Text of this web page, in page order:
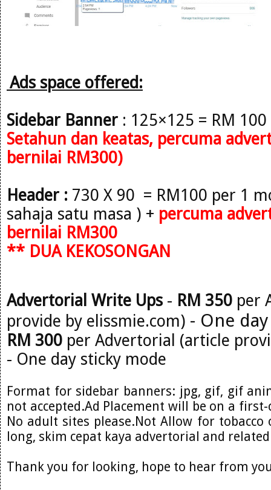
Ads space offered:
Sidebar Banner : 125×125 = RM
Setahun dan keatas, percuma
bernilai RM300)
Header : 730 X 90 = RM100 per 1
sahaja satu masa ) + percuma
bernilai RM300
** DUA KEKOSONGAN
Advertorial Write Ups - RM 350 per
provide by elissmie.com) - One
RM 300 per Advertorial (article
- One day sticky mode
Format for sidebar banners: jpg, gif, gif
not accepted.Ad Placement will be on a
No adult sites please.Not Allow for tobacco
long, skim cepat kaya advertorial and
Thank you for looking, hope to hear from